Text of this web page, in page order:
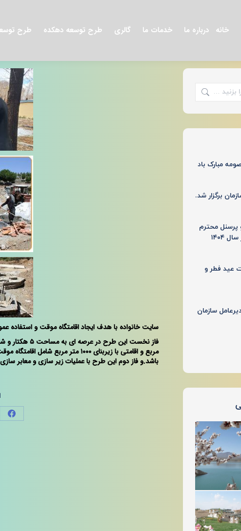
خانه درباره ما خدمات ما گالری طرح توسعه دهکده طرح
سایت خانواده با هدف ایجاد اقامتگاه موقت و استفاده
باشد.و فاز دوم این طرح با عملیات زیر سازی و معابر
مبارک باد
برگزار شد.
پرسنل محترم
۱۴۰۴
عید فطر و
سازمان